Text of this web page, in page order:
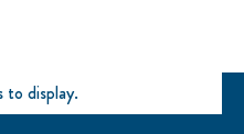
to display.